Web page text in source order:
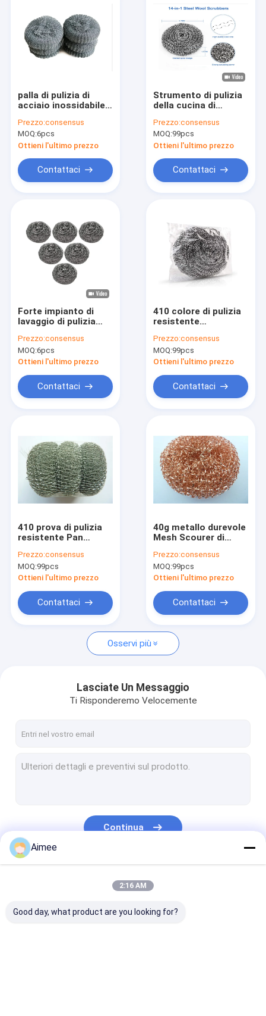
Prodotti
Mostra VR
Chi siamo
Contattaci
notizie
Cavo tricottato Mesh Gasket
Compressed ha tricottato la rete metallica
Maglia tricottata di rame
Rete metallica tessuta
palla di pulizia di
acciaio inossidabile
progettazione
semplice del
raschiatore
Prezzo:consensus
MOQ:6pcs
Ottieni l'ultimo prezzo
Contattaci
Strumento di pulizia
della cucina di
della palla
dell'impianto di
lavaggio di Dia6*6mm
9g
Prezzo:consensus
MOQ:99pcs
Ottieni l'ultimo prezzo
Contattaci
Forte impianto di
lavaggio di pulizia
acciaio inossidabile
per il piatto/la
ruggine di
Prezzo:consensus
MOQ:6pcs
Ottieni l'ultimo prezzo
Contattaci
410 colore di pulizia
resistente
diametro 7cm della
palla 23g di acciaio
inossidabile
Prezzo:consensus
MOQ:99pcs
Ottieni l'ultimo prezzo
Contattaci
410 prova di pulizia
resistente Pan
della palla 50g di
acciaio inossidabile
Prezzo:consensus
MOQ:99pcs
Ottieni l'ultimo prezzo
Contattaci
40g metallo durevole
Mesh Scourer di
cucina dei vasi
Prezzo:consensus
MOQ:99pcs
Ottieni l'ultimo prezzo
Contattaci
Osservi più
Lasciate Un Messaggio
Ti Risponderemo Velocemente
Continua
Aimee
2:16 AM
Good day, what product are you looking for?